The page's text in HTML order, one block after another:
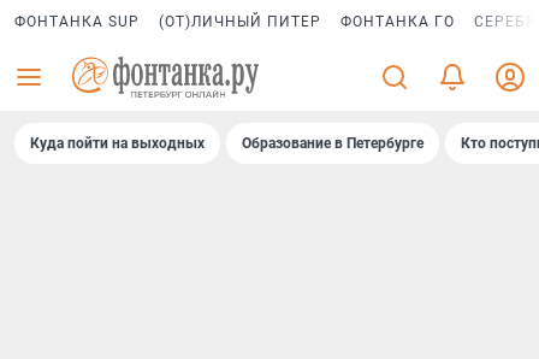
ФОНТАНКА SUP (ОТ)ЛИЧНЫЙ ПИТЕР ФОНТАНКА ГО
Куда пойти на выходных Образование в Петербурге Кто